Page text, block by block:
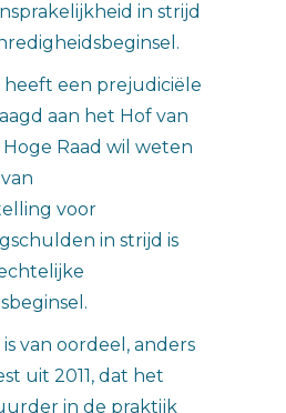
in strijd
heeft een prejudiciële
aan het Hof van
Hoge Raad wil weten
voor
in strijd is
van oordeel, anders
uit 2011, dat het
in de praktijk